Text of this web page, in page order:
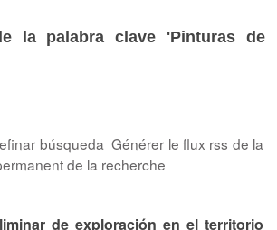
la palabra clave 'Pinturas de
búsqueda Générer le flux rss de la
de la recherche
de exploración en el territorio